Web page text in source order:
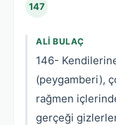
147
ALI BULAÇ
146-
(peygamberi),
rağmen
gerçeği